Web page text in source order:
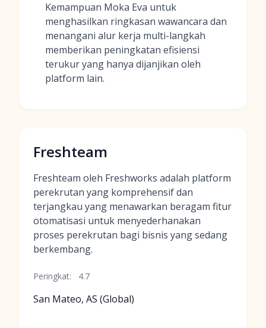
Kemampuan Moka Eva untuk
menghasilkan ringkasan wawancara dan
menangani alur kerja multi-langkah
memberikan peningkatan efisiensi
terukur yang hanya dijanjikan oleh
platform lain.
Freshteam
Freshteam oleh Freshworks adalah platform
perekrutan yang komprehensif dan
terjangkau yang menawarkan beragam fitur
otomatisasi untuk menyederhanakan
proses perekrutan bagi bisnis yang sedang
berkembang.
Peringkat: 4.7
San Mateo, AS (Global)